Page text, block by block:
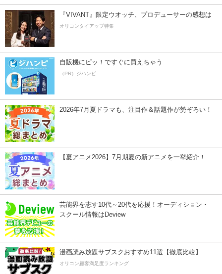
『VIVANT』限定ウオッチ、プロデューサーの感想は
オリコンタイアップ特集
自販機にピッ！ですぐに買えちゃう
（PR）ジハンピ
2026年7月夏ドラマも、注目作＆話題作が勢ぞろい！
【夏アニメ2026】7月期夏の新アニメを一挙紹介！
芸能界を志す10代～20代を応援！オーディション・
スクール情報はDeview
漫画読み放題サブスクおすすめ11選【徹底比較】
オリコン顧客満足度ランキング